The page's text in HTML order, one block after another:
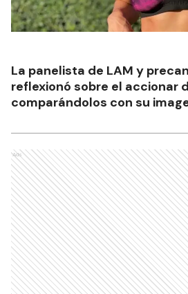
La panelista de LAM y
reflexionó sobre el accionar
comparándolos con su
Ads